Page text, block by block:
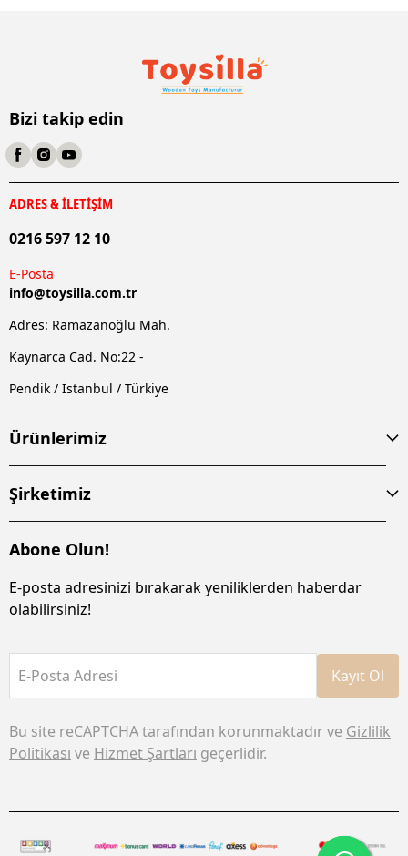
Bizi takip edin
ADRES & İLETİŞİM
0216 597 12 10
E-Posta
info@toysilla.com.tr
Adres: Ramazanoğlu Mah.
Kaynarca Cad. No:22 -
Pendik / İstanbul / Türkiye
Ürünlerimiz
Şirketimiz
Abone Olun!
E-posta adresinizi bırakarak yeniliklerden haberdar
olabilirsiniz!
E-Posta Adresi Kayıt Ol
Bu site reCAPTCHA tarafından korunmaktadır ve Gizlilik
Politikası ve Hizmet Şartları geçerlidir.